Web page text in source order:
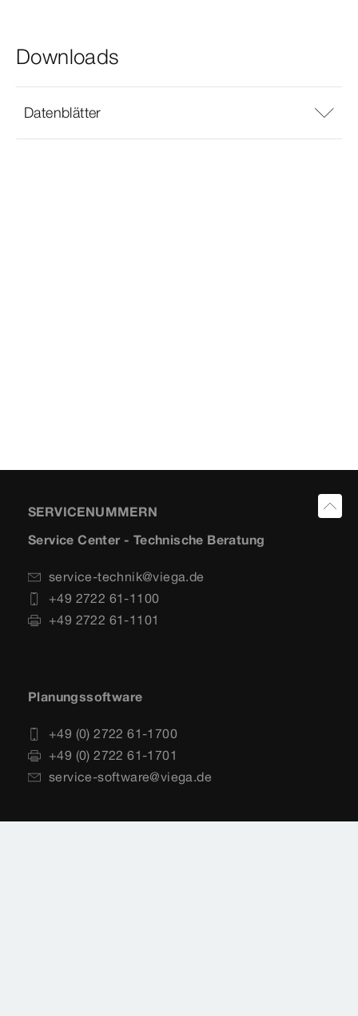
Downloads
Datenblätter
SERVICENUMMERN
Service Center - Technische Beratung
service-technik@viega.de
+49 2722 61-1100
+49 2722 61-1101
Planungssoftware
+49 (0) 2722 61-1700
+49 (0) 2722 61-1701
service-software@viega.de